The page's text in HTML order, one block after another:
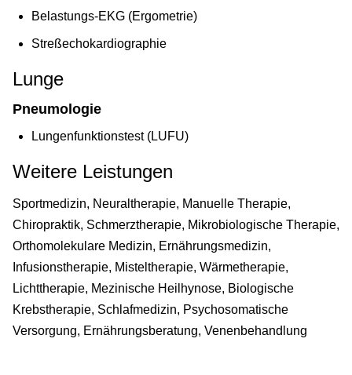
Belastungs-EKG (Ergometrie)
Streßechokardiographie
Lunge
Pneumologie
Lungenfunktionstest (LUFU)
Weitere Leistungen
Sportmedizin, Neuraltherapie, Manuelle Therapie,
Chiropraktik, Schmerztherapie, Mikrobiologische Therapie,
Orthomolekulare Medizin, Ernährungsmedizin,
Infusionstherapie, Misteltherapie, Wärmetherapie,
Lichttherapie, Mezinische Heilhynose, Biologische
Krebstherapie, Schlafmedizin, Psychosomatische
Versorgung, Ernährungsberatung, Venenbehandlung